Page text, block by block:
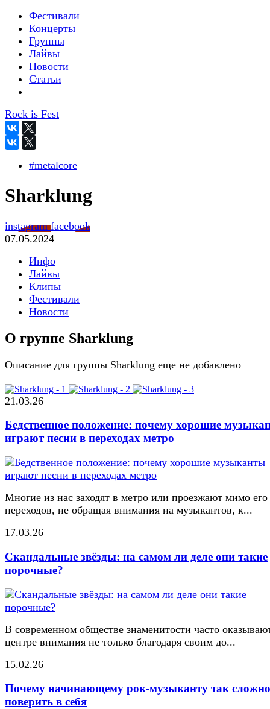
Фестивали
Концерты
Группы
Лайвы
Новости
Статьи
Rock is Fest
#metalcore
Sharklung
instagramfacebook
07.05.2024
Инфо
Лайвы
Клипы
Фестивали
Новости
О группе Sharklung
Описание для группы Sharklung еще не добавлено
21.03.26
Бедственное положение: почему хорошие
играют песни в переходах метро
Многие из нас заходят в метро или проезжают мимо его
переходов, не обращая внимания на музыкантов, к...
17.03.26
Скандальные звёзды: на самом ли деле они такие
порочные?
В современном обществе знаменитости часто
центре внимания не только благодаря своим до...
15.02.26
Почему начинающему рок-музыканту так сложно
поверить в себя